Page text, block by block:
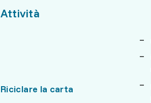
Attività
Riciclare la carta